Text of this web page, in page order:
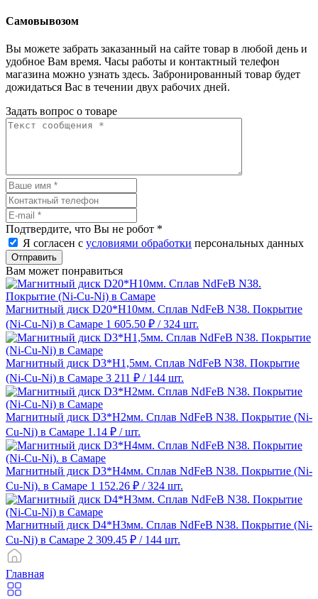
Самовывозом
Вы можете забрать заказанный на сайте товар в любой день и
удобное Вам время. Часы работы и контактный телефон
магазина можно узнать здесь. Забронированный товар будет
дожидаться Вас в течении двух рабочих дней.
Задать вопрос о товаре
Подтвердите, что Вы не робот *
Я согласен с условиями обработки персональных данных
Отправить
Вам может понравиться
Магнитный диск D20*H10мм. Сплав NdFeB N38. Покрытие
(Ni-Cu-Ni) в Самаре 1 605.50 ₽ / 324 шт.
Магнитный диск D3*H1,5мм. Сплав NdFeB N38. Покрытие
(Ni-Cu-Ni) в Самаре 3 211 ₽ / 144 шт.
Магнитный диск D3*H2мм. Сплав NdFeB N38. Покрытие (Ni-
Cu-Ni) в Самаре 1.14 ₽ / шт.
Магнитный диск D3*H4мм. Сплав NdFeB N38. Покрытие (Ni-
Cu-Ni). в Самаре 1 152.26 ₽ / 324 шт.
Магнитный диск D4*H3мм. Сплав NdFeB N38. Покрытие (Ni-
Cu-Ni) в Самаре 2 309.45 ₽ / 144 шт.
Главная